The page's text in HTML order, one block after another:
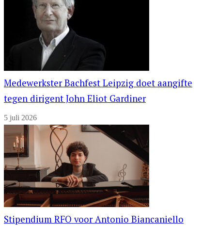
Medewerkster Bachfest Leipzig doet aangifte
tegen dirigent John Eliot Gardiner
5 juli 2026
Stipendium RFO voor Antonio Biancaniello